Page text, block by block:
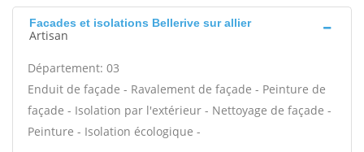
Facades et isolations Bellerive sur allier
Artisan
Département: 03
Enduit de façade - Ravalement de façade - Peinture de
façade - Isolation par l'extérieur - Nettoyage de façade -
Peinture - Isolation écologique -